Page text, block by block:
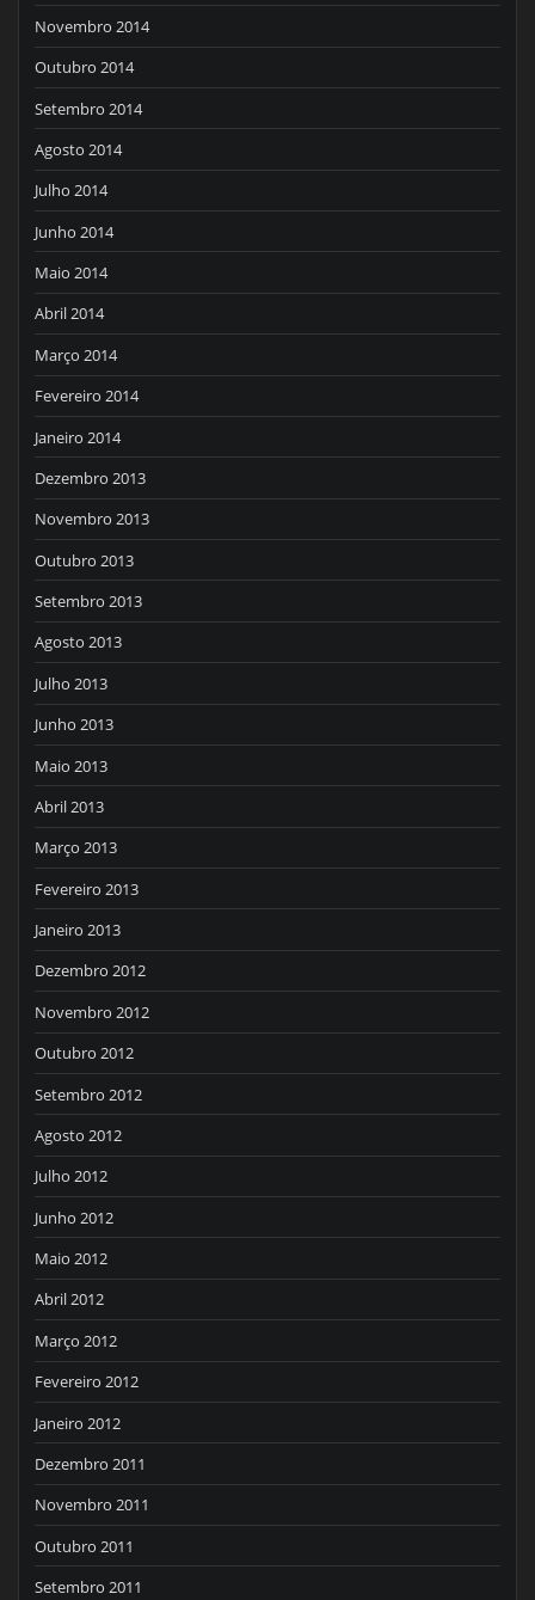
Novembro 2014
Outubro 2014
Setembro 2014
Agosto 2014
Julho 2014
Junho 2014
Maio 2014
Abril 2014
Março 2014
Fevereiro 2014
Janeiro 2014
Dezembro 2013
Novembro 2013
Outubro 2013
Setembro 2013
Agosto 2013
Julho 2013
Junho 2013
Maio 2013
Abril 2013
Março 2013
Fevereiro 2013
Janeiro 2013
Dezembro 2012
Novembro 2012
Outubro 2012
Setembro 2012
Agosto 2012
Julho 2012
Junho 2012
Maio 2012
Abril 2012
Março 2012
Fevereiro 2012
Janeiro 2012
Dezembro 2011
Novembro 2011
Outubro 2011
Setembro 2011